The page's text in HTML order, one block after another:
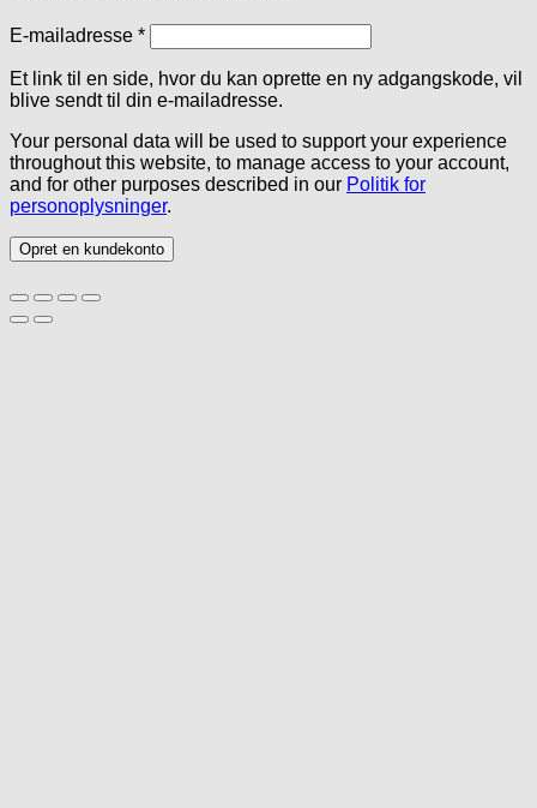
E-mailadresse *Påkrævet
Et link til en side, hvor du kan oprette en ny adgangskode, vil
blive sendt til din e-mailadresse.
Your personal data will be used to support your experience
throughout this website, to manage access to your account,
and for other purposes described in our Politik for
personoplysninger.
Opret en kundekonto